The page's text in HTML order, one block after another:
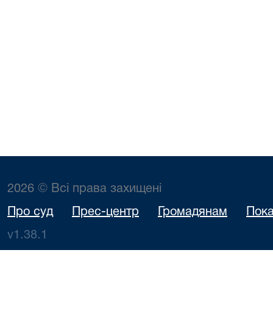
2026 © Всі права захищені
Про суд Прес-центр Громадянам
v1.38.1